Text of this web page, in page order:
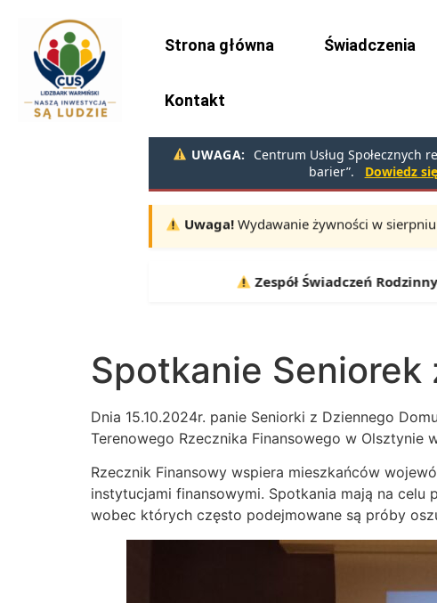
Strona główna Świadczenia
Kontakt
UWAGA:
Centrum Usług Społecznych
barier”.
Dowiedz
Uwaga!Wydawanie żywności w
10.08, 11.08, 12.08 |
Zespół Świadczeń Rodzinnych i
Spotkanie Seniorek
Dnia 15.10.2024r. panie Seniorki z Dziennego
Terenowego Rzecznika Finansowego w Olsztynie
Rzecznik Finansowy wspiera mieszkańców
instytucjami finansowymi. Spotkania mają na celu
wobec których często podejmowane są próby